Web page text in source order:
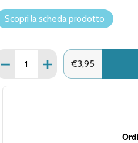
Scopri la scheda prodotto
Quantità:
DIMINUISCI QUANTITÀ DI
AUMENTA
€3,95